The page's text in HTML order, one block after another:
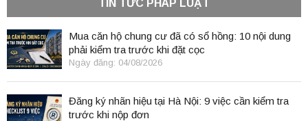
TIN TỨC PHÁP LUẬT
Mua căn hộ chung cư đã có sổ hồng: 10 nội dung
phải kiểm tra trước khi đặt cọc
Ngày đăng: 04/08/2026
Đăng ký nhãn hiệu tại Hà Nội: 9 việc cần kiểm tra
trước khi nộp đơn